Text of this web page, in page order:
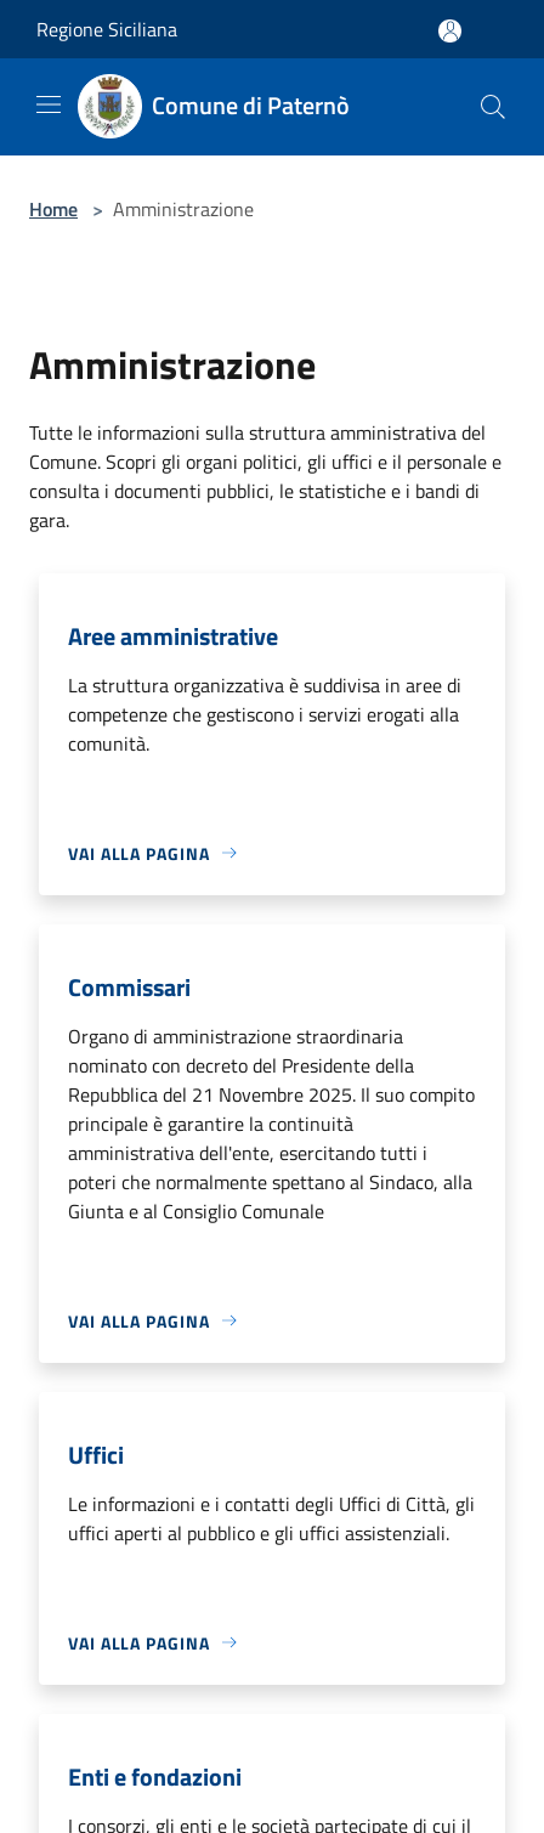
Regione Siciliana
Comune di Paternò
Home > Amministrazione
Amministrazione
Tutte le informazioni sulla struttura amministrativa del
Comune. Scopri gli organi politici, gli uffici e il personale e
consulta i documenti pubblici, le statistiche e i bandi di
gara.
Aree amministrative
La struttura organizzativa è suddivisa in aree di
competenze che gestiscono i servizi erogati alla
comunità.
VAI ALLA PAGINA
Commissari
Organo di amministrazione straordinaria
nominato con decreto del Presidente della
Repubblica del 21 Novembre 2025. Il suo compito
principale è garantire la continuità
amministrativa dell'ente, esercitando tutti i
poteri che normalmente spettano al Sindaco, alla
Giunta e al Consiglio Comunale
VAI ALLA PAGINA
Uffici
Le informazioni e i contatti degli Uffici di Città, gli
uffici aperti al pubblico e gli uffici assistenziali.
VAI ALLA PAGINA
Enti e fondazioni
I consorzi, gli enti e le società partecipate di cui il